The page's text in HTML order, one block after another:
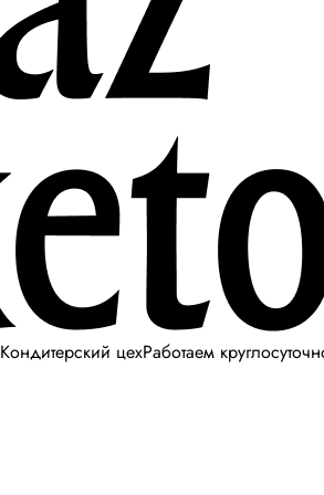
Кондитерский цехРаботаем